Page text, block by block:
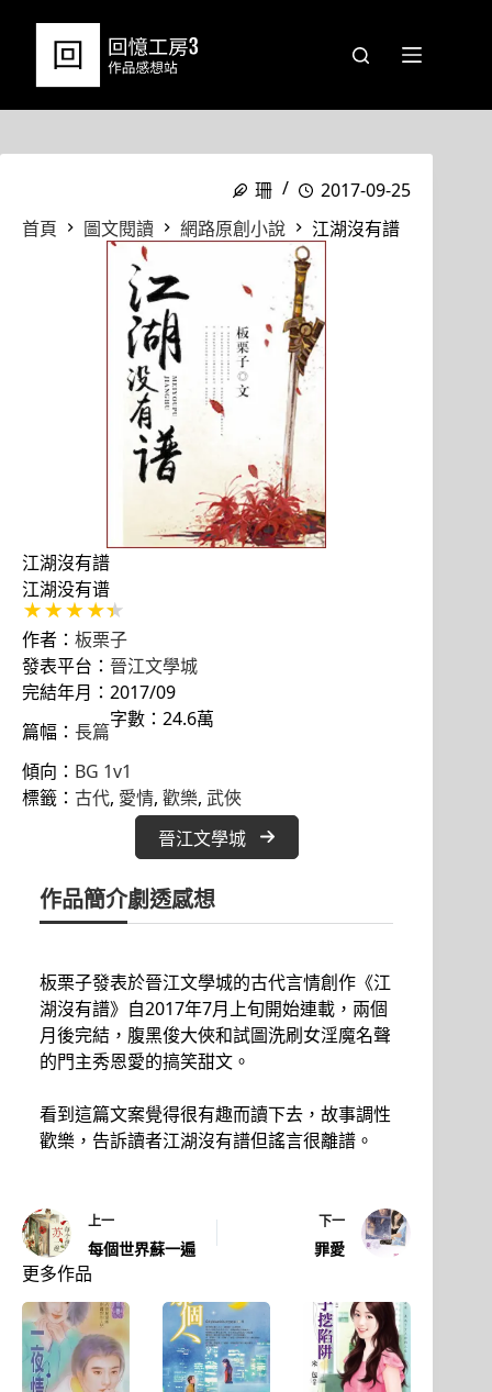
珊
2017-09-25
首頁
圖文閱讀 網路原創小說 江湖沒有譜
江湖沒有譜
江湖没有谱
作者： 板栗子
發表平台： 晉江文學城
完結年月：2017/09
篇幅： 長篇
字數：24.6萬
傾向： BG 1v1
標籤： 古代, 愛情, 歡樂, 武俠
晉江文學城
作品簡介劇透感想
板栗子發表於晉江文學城的古代言情創作《江
湖沒有譜》自2017年7月上旬開始連載，兩個
月後完結，腹黑俊大俠和試圖洗刷女淫魔名聲
的門主秀恩愛的搞笑甜文。
看到這篇文案覺得很有趣而讀下去，故事調性
歡樂，告訴讀者江湖沒有譜但謠言很離譜。
上一
每個世界蘇一遍
下一
罪愛
更多作品